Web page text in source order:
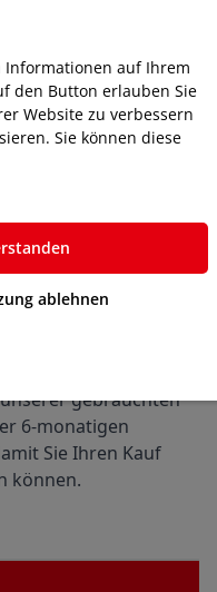
Sie gerne und
der passenden
die
Bringen Sie
mit, um die
zu sehen.
gebrauchten
6-monatigen
Sie Ihren Kauf
können.
Informationen auf Ihrem
den Button erlauben Sie
Website zu verbessern
Sie können diese
ablehnen